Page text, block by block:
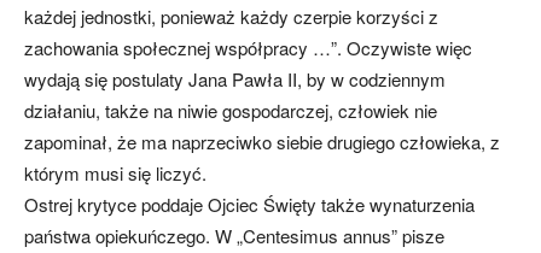
każdej jednostki, ponieważ każdy czerpie korzyści z
zachowania społecznej współpracy …”. Oczywiste więc
wydają się postulaty Jana Pawła II, by w codziennym
działaniu, także na niwie gospodarczej, człowiek nie
zapominał, że ma naprzeciwko siebie drugiego człowieka, z
którym musi się liczyć.
Ostrej krytyce poddaje Ojciec Święty także wynaturzenia
państwa opiekuńczego. W „Centesimus annus” pisze